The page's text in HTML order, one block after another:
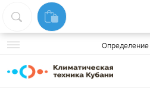
Определение